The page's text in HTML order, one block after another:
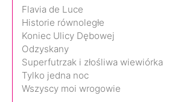
Flavia de Luce
Historie równoległe
Koniec Ulicy Dębowej
Odzyskany
Superfutrzak i złośliwa wiewiórka
Tylko jedna noc
Wszyscy moi wrogowie